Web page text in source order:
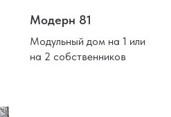
Модерн 81
Модульный дом на 1 или
на 2 собственников